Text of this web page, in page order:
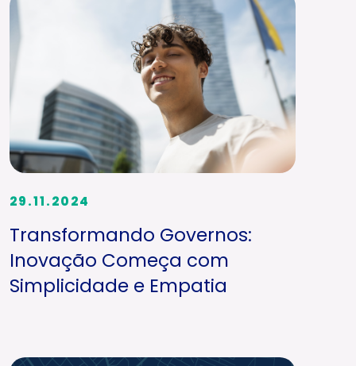
29.11.2024
Transformando Governos:
Inovação Começa com
Simplicidade e Empatia